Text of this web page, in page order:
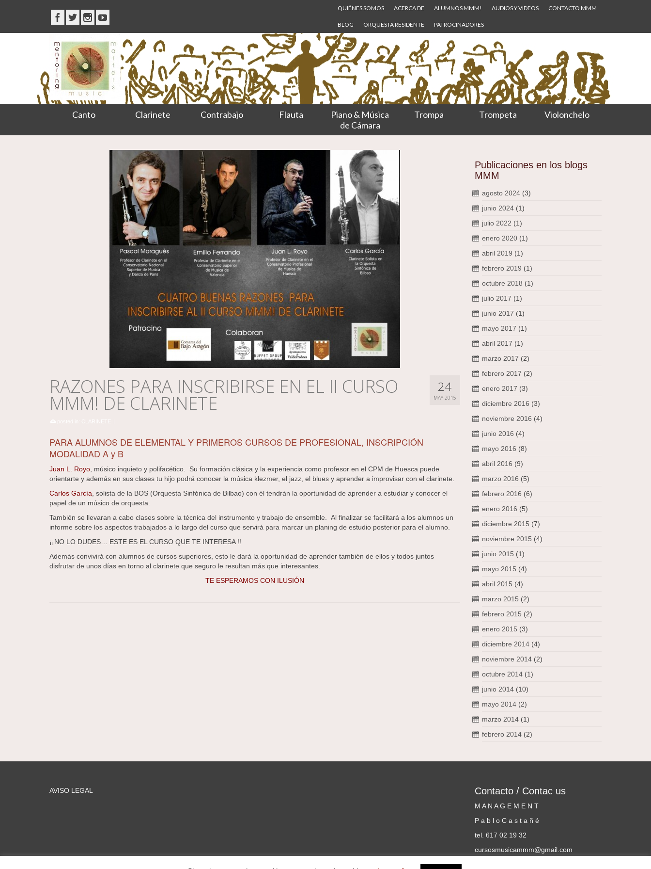
QUIÉNES SOMOS ACERCA DE ALUMNOS MMM! AUDIOS Y VIDEOS CONTACTO MMM
BLOG ORQUESTA RESIDENTE PATROCINADORES
Canto Clarinete Contrabajo Flauta
Piano & Música
de Cámara
Trompa Trompeta Violonchelo
24
MAY 2015
RAZONES PARA INSCRIBIRSE EN EL II CURSO
MMM! DE CLARINETE
PARA ALUMNOS DE ELEMENTAL Y PRIMEROS CURSOS DE PROFESIONAL, INSCRIPCIÓN
MODALIDAD A y B
Juan L. Royo , músico inquieto y polifacético. Su formación clásica y la experiencia como profesor en el CPM de Huesca puede
orientarte y además en sus clases tu hijo podrá conocer la música klezmer, el jazz, el blues y aprender a improvisar con el clarinete.
Carlos García , solista de la BOS (Orquesta Sinfónica de Bilbao) con él tendrán la oportunidad de aprender a estudiar y conocer el
papel de un músico de orquesta.
También se llevaran a cabo clases sobre la técnica del instrumento y trabajo de ensemble. Al finalizar se facilitará a los alumnos un
informe sobre los aspectos trabajados a lo largo del curso que servirá para marcar un planing de estudio posterior para el alumno.
¡¡NO LO DUDES… ESTE ES EL CURSO QUE TE INTERESA !!
Además convivirá con alumnos de cursos superiores, esto le dará la oportunidad de aprender también de ellos y todos juntos
disfrutar de unos días en torno al clarinete que seguro le resultan más que interesantes.
TE ESPERAMOS CON ILUSIÓN
Publicaciones en los blogs
MMM
agosto 2024(3)
junio 2024(1)
julio 2022 (1)
enero 2020(1)
abril 2019 (1)
febrero 2019 (1)
octubre 2018 (1)
julio 2017 (1)
junio 2017 (1)
mayo 2017 (1)
abril 2017 (1)
marzo 2017 (2)
febrero 2017 (2)
enero 2017 (3)
diciembre 2016 (3)
noviembre 2016 (4)
junio 2016 (4)
mayo 2016 (8)
abril 2016 (9)
marzo 2016 (5)
febrero 2016 (6)
enero 2016 (5)
diciembre 2015 (7)
noviembre 2015 (4)
junio 2015 (1)
mayo 2015 (4)
abril 2015 (4)
marzo 2015 (2)
febrero 2015 (2)
enero 2015 (3)
diciembre 2014(4)
noviembre 2014(2)
octubre 2014(1)
junio 2014(10)
mayo 2014(2)
marzo 2014(1)
febrero 2014(2)
AVISO LEGAL Contacto / Contac us
M A N A G E M E N T
P a b l o C a s t a ñ é
tel. 617 02 19 32
cursosmusicammm@gmail.com